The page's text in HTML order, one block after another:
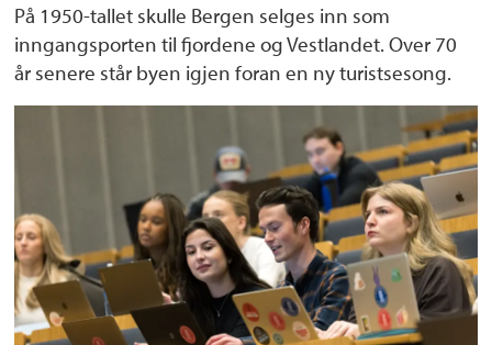
På 1950-tallet skulle Bergen selges inn som
inngangsporten til fjordene og Vestlandet. Over 70
år senere står byen igjen foran en ny turistsesong.